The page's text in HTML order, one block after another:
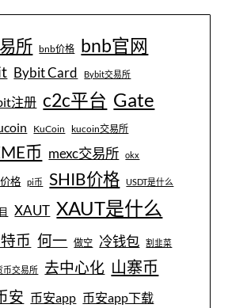
所 bnb价格 bnb官网
Bybit Card Bybit交易所
注册 c2c平台 Gate
KuCoin kucoin交易所
币 mexc交易所 okx
格 pi币 SHIB价格 USDT是什么
XAUT XAUT是什么
币 何一 做空 冷钱包 割韭菜
币交易所 去中心化 山寨币
安 币安app 币安app下载